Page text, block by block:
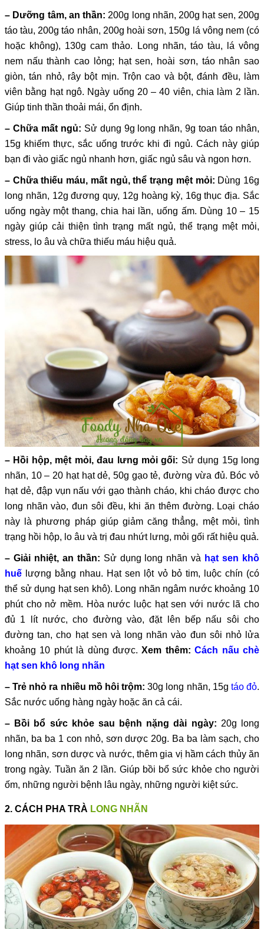
– Dưỡng tâm, an thần: 200g long nhãn, 200g hạt sen, 200g
táo tàu, 200g táo nhân, 200g hoài sơn, 150g lá vông nem (có
hoặc không), 130g cam thảo. Long nhãn, táo tàu, lá vông
nem nấu thành cao lỏng; hạt sen, hoài sơn, táo nhân sao
giòn, tán nhỏ, rây bột mịn. Trộn cao và bột, đánh đều, làm
viên bằng hạt ngô. Ngày uống 20 – 40 viên, chia làm 2 lần.
Giúp tinh thần thoải mái, ổn định.
– Chữa mất ngủ: Sử dụng 9g long nhãn, 9g toan táo nhân,
15g khiếm thực, sắc uống trước khi đi ngủ. Cách này giúp
bạn đi vào giấc ngủ nhanh hơn, giấc ngủ sâu và ngon hơn.
– Chữa thiếu máu, mất ngủ, thể trạng mệt mỏi: Dùng 16g
long nhãn, 12g đương quy, 12g hoàng kỳ, 16g thục địa. Sắc
uống ngày một thang, chia hai lần, uống ấm. Dùng 10 – 15
ngày giúp cải thiện tình trạng mất ngủ, thể trạng mệt mỏi,
stress, lo âu và chữa thiếu máu hiệu quả.
– Hồi hộp, mệt mỏi, đau lưng mỏi gối: Sử dụng 15g long
nhãn, 10 – 20 hạt hạt dẻ, 50g gạo tẻ, đường vừa đủ. Bóc vỏ
hạt dẻ, đập vụn nấu với gạo thành cháo, khi cháo được cho
long nhãn vào, đun sôi đều, khi ăn thêm đường. Loại cháo
này là phương pháp giúp giảm căng thẳng, mệt mỏi, tình
trạng hồi hộp, lo âu và trị đau nhứt lưng, mỏi gối rất hiệu quả.
– Giải nhiệt, an thần: Sử dụng long nhãn và hạt sen khô
huế lượng bằng nhau. Hạt sen lột vỏ bỏ tim, luộc chín (có
thể sử dụng hạt sen khô). Long nhãn ngâm nước khoảng 10
phút cho nở mềm. Hòa nước luộc hạt sen với nước lã cho
đủ 1 lít nước, cho đường vào, đặt lên bếp nấu sôi cho
đường tan, cho hạt sen và long nhãn vào đun sôi nhỏ lửa
khoảng 10 phút là dùng được.Xem thêm:Cách nấu chè
hạt sen khô long nhãn
– Trẻ nhỏ ra nhiều mồ hôi trộm:30g long nhãn, 15g táo đỏ.
Sắc nước uống hàng ngày hoặc ăn cả cái.
– Bồi bổ sức khỏe sau bệnh nặng dài ngày: 20g long
nhãn, ba ba 1 con nhỏ, sơn dược 20g. Ba ba làm sạch, cho
long nhãn, sơn dược và nước, thêm gia vị hầm cách thủy ăn
trong ngày. Tuần ăn 2 lần. Giúp bồi bổ sức khỏe cho người
ốm, những người bệnh lâu ngày, những người kiệt sức.
2. CÁCH PHA TRÀ LONG NHÃN